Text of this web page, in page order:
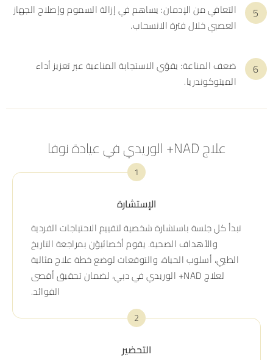
التعافي من الإدمان: يساهم في إزالة السموم وإصلاح الجهاز
العصبي خلال فترة الانسحاب.
ضعف المناعة: يقوّي الاستجابة المناعية عبر تعزيز أداء
الميتوكوندريا.
علاج NAD+ الوريدي في عيادة نوفا
1
الإستشارة
تبدأ كل جلسة باستشارة شخصية لتقييم الاحتياجات الفردية
والأهداف الصحية. يقوم أخصائيوّن بمراجعة التاريخ
الطبي، أسلوب الحياة، والتوقعات لوضع خطة علاج مثالية
لعلاج NAD+ الوريدي في دبي، لضمان تحقيق أقصى
الفوائد.
2
التحضير